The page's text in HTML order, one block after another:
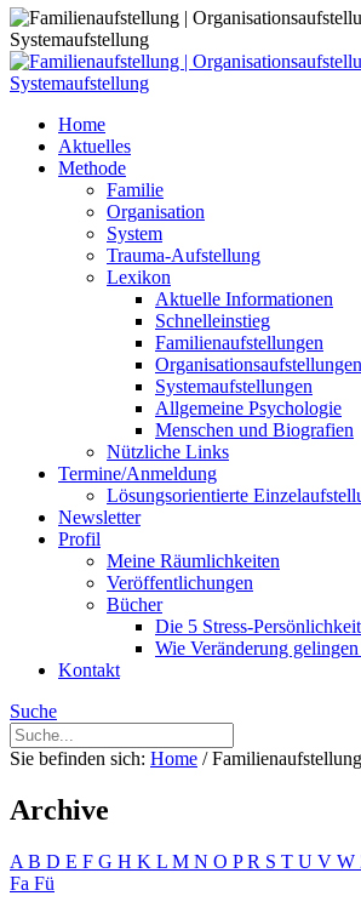
Home
Aktuelles
Methode
Familie
Organisation
System
Trauma-Aufstellung
Lexikon
Aktuelle Informationen
Schnelleinstieg
Familienaufstellungen
Organisationsaufstellungen
Systemaufstellungen
Allgemeine Psychologie
Menschen und Biografien
Nützliche Links
Termine/Anmeldung
Lösungsorientierte
Newsletter
Profil
Meine Räumlichkeiten
Veröffentlichungen
Bücher
Die 5 Stress-
Wie Veränderung
Kontakt
Suche
Sie befinden sich: Home / Familienaufstellung
Archive
A B D E F G H K L M N O PR S T U V W
Fa Fü